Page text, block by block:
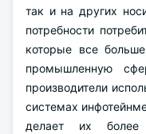
так и на других
потребности
которые все
промышленную
производители
системах
делает их более